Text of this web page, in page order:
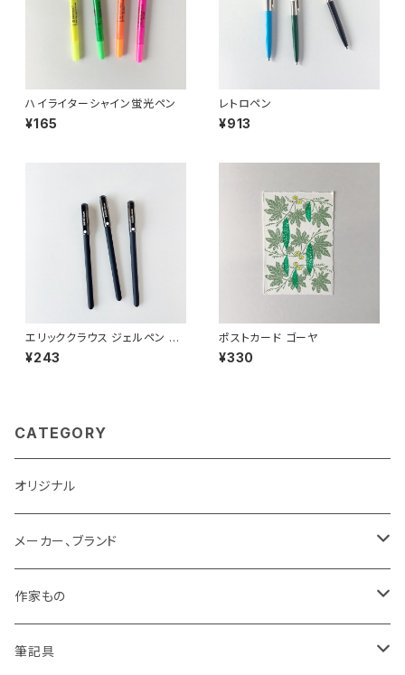
ハイライターシャイン蛍光ペン
¥165
レトロペン
¥913
エリッククラウス ジェルペン G-
SOFT
¥243
ポストカード ゴーヤ
¥330
CATEGORY
オリジナル
メーカー、ブランド
LAMY
Pelikan
作家もの
オギハラナミ
筆記具